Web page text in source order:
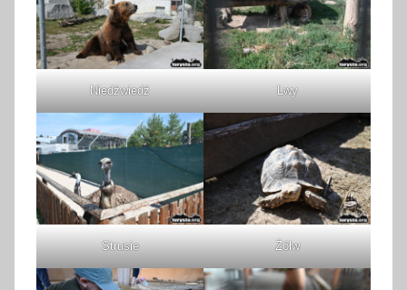
Niedźwiedź Lwy
Strusie Żółw